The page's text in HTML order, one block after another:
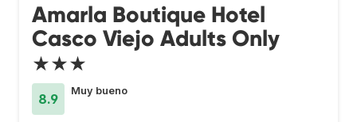
Amarla Boutique Hotel
Casco Viejo Adults Only
★★★
8.9
Muy bueno